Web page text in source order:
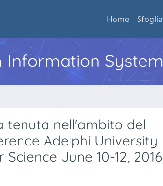
Home Sfoglia
Information System
tenuta nell'ambito del
Adelphi University
June 10-12, 2016